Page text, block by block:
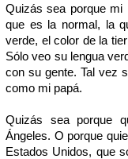
Quizás sea porque mi
que es la normal, la
verde, el color de la
Sólo veo su lengua
con su gente. Tal vez
como mi papá.
Quizás sea porque
Ángeles. O porque
Estados Unidos, que